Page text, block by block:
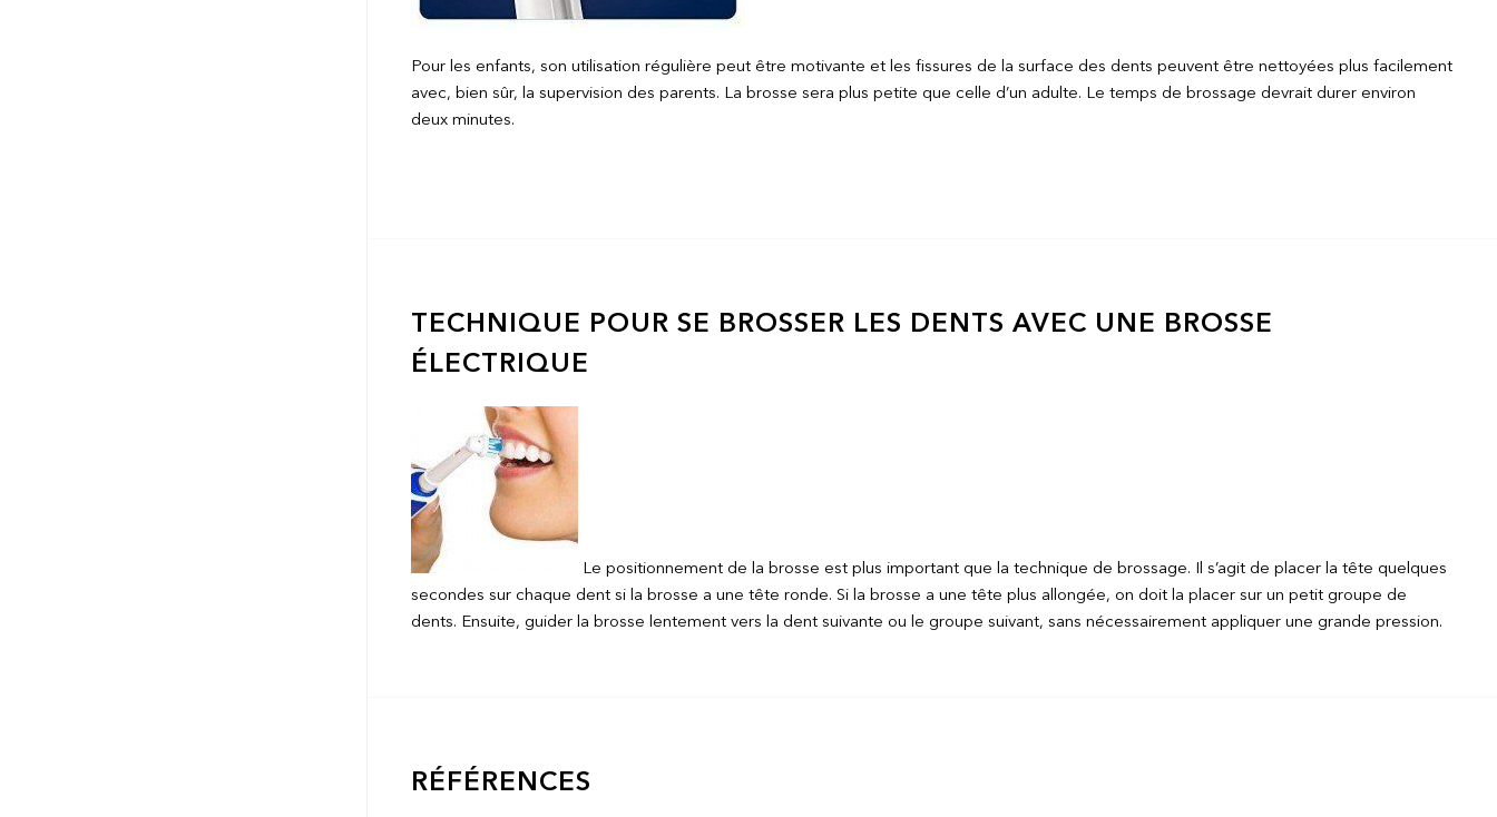
Pour les enfants, son utilisation régulière peut être motivante et les fissures de la surface des dents peuvent être nettoyées plus facilement
avec, bien sûr, la supervision des parents. La brosse sera plus petite que celle d’un adulte. Le temps de brossage devrait durer environ
deux minutes.
TECHNIQUE POUR SE BROSSER LES DENTS AVEC UNE BROSSE
ÉLECTRIQUE
Le positionnement de la brosse est plus important que la technique de brossage. Il s’agit de placer la tête quelques
secondes sur chaque dent si la brosse a une tête ronde. Si la brosse a une tête plus allongée, on doit la placer sur un petit groupe de
dents. Ensuite, guider la brosse lentement vers la dent suivante ou le groupe suivant, sans nécessairement appliquer une grande pression.
RÉFÉRENCES